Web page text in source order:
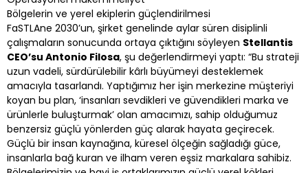
Bölgelerin ve yerel ekiplerin güçlendirilmesi
FaSTLAne 2030’un, şirket genelinde aylar süren disiplinli
çalışmaların sonucunda ortaya çıktığını söyleyen Stellantis
CEO’su Antonio Filosa, şu değerlendirmeyi yaptı: “Bu strateji
uzun vadeli, sürdürülebilir kârlı büyümeyi desteklemek
amacıyla tasarlandı. Yaptığımız her işin merkezine müşteriyi
koyan bu plan, ‘insanları sevdikleri ve güvendikleri marka ve
ürünlerle buluşturmak’ olan amacımızı, sahip olduğumuz
benzersiz güçlü yönlerden güç alarak hayata geçirecek.
Güçlü bir insan kaynağına, küresel ölçeğin sağladığı güce,
insanlarla bağ kuran ve ilham veren eşsiz markalara sahibiz.